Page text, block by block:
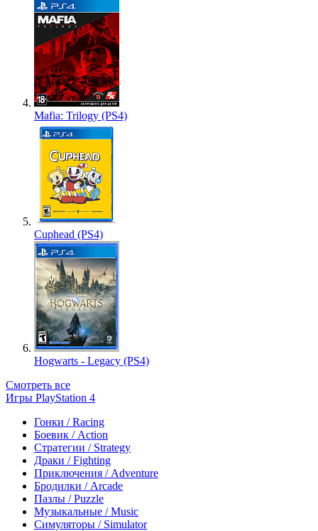
Mafia: Trilogy (PS4)
Cuphead (PS4)
Hogwarts - Legacy (PS4)
Смотреть все
Игры PlayStation 4
Гонки / Racing
Боевик / Action
Стратегии / Strategy
Драки / Fighting
Приключения / Adventure
Бродилки / Arcade
Пазлы / Puzzle
Музыкальные / Music
Симуляторы / Simulator